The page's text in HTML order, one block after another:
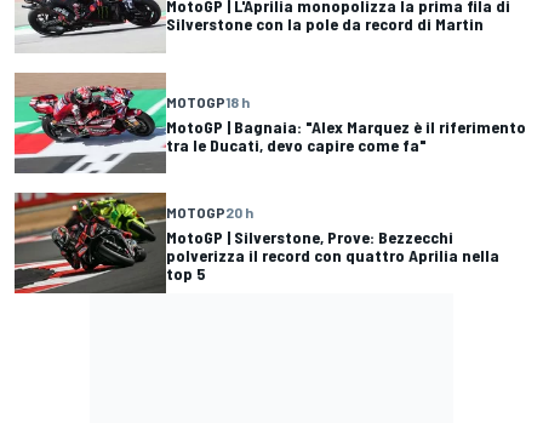
MotoGP | L'Aprilia monopolizza la prima fila di
Silverstone con la pole da record di Martin
MOTOGP18 h
MotoGP | Bagnaia: "Alex Marquez è il riferimento
tra le Ducati, devo capire come fa"
MOTOGP20 h
MotoGP | Silverstone, Prove: Bezzecchi
polverizza il record con quattro Aprilia nella
top 5